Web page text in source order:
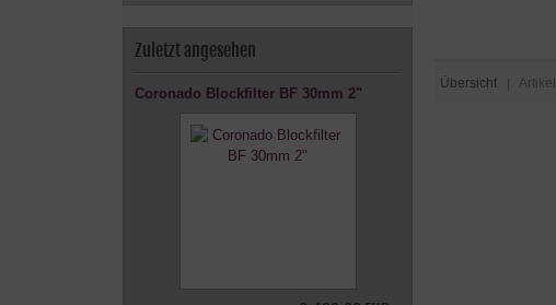
Übersicht | Artikel
Zuletzt angesehen
Coronado Blockfilter BF 30mm 2"